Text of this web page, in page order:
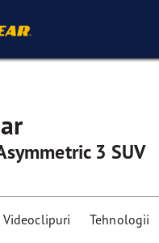
3 SUV
Videoclipuri Tehnologii